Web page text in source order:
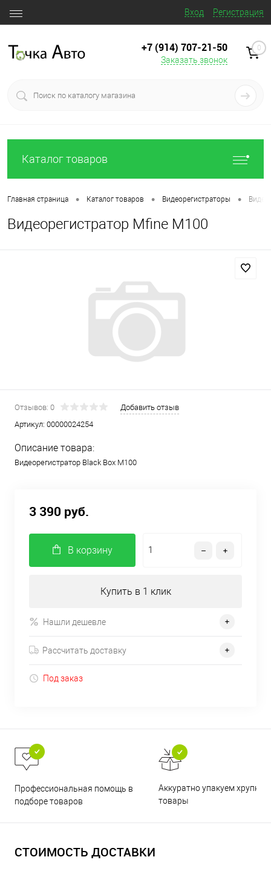
Вход Регистрация
+7 (914) 707‒21‒50
Заказать звонок
0
Каталог товаров
Главная страница • Каталог товаров • Видеорегистраторы •
Видеорегистратор Mfine M100
Отзывов: 0
Добавить отзыв
Артикул: 00000024254
Описание товара:
Видеорегистратор Black Box M100
3 390 руб.
В корзину
Купить в 1 клик
Нашли дешевле
Рассчитать доставку
Под заказ
Профессиональная помощь в
подборе товаров
Аккуратно упакуем хрупкие
товары
СТОИМОСТЬ ДОСТАВКИ